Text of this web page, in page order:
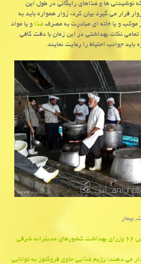
نوشیدنی ها و غذاهای رایگانی در طول این
قرار می گیرد بیان كرد: زوار همواره باید به
موكب و یا خانه ای مبادرت به مصرفغذاو یا مواد
نكات بهداشتی در این زمان با دقت كافی
جوانب احتیاط را رعایت نمایند.
,بیمار
برگزاری موفقیت آمیز اجلاس ۶۶ وزرای بهداشت كشورهای مدیترانه شرقی
می دهند؛ رژیم غذایی حاوی فروكتوز به توانایی